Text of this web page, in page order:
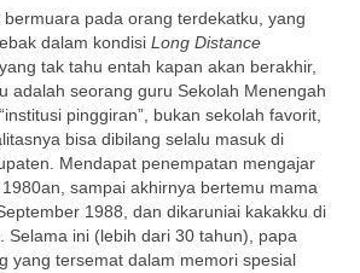
pada orang terdekatku, yang
dalam kondisi Long Distance
tak tahu entah kapan akan berakhir,
adalah seorang guru Sekolah Menengah
pinggiran”, bukan sekolah favorit,
bisa dibilang selalu masuk di
Mendapat penempatan mengajar
sampai akhirnya bertemu mama
1988, dan dikaruniai kakakku di
Selama ini (lebih dari 30 tahun), papa
yang tersemat dalam memori spesial